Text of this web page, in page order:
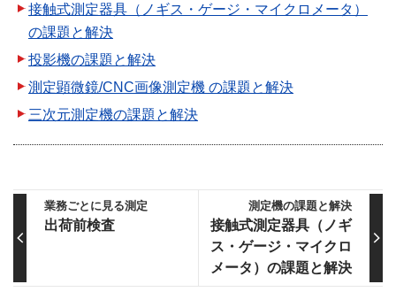
接触式測定器具（ノギス・ゲージ・マイクロメータ）
の課題と解決
投影機の課題と解決
測定顕微鏡/CNC画像測定機 の課題と解決
三次元測定機の課題と解決
業務ごとに見る測定
出荷前検査
測定機の課題と解決
接触式測定器具（ノギ
ス・ゲージ・マイクロ
メータ）の課題と解決